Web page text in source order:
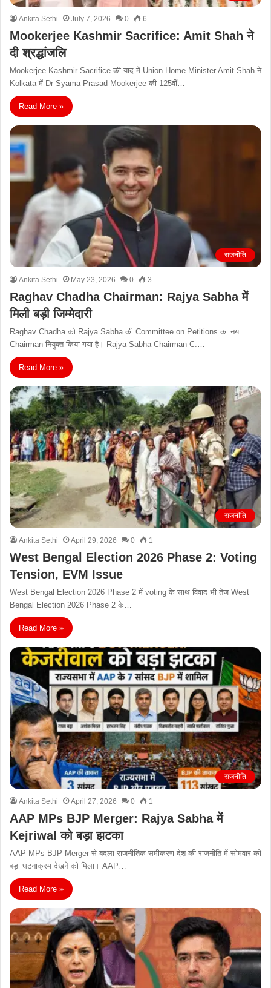
Ankita Sethi July 7, 2026 0 6
Mookerjee Kashmir Sacrifice: Amit Shah ने
दी श्रद्धांजलि
Mookerjee Kashmir Sacrifice की याद में Union Home Minister Amit Shah ने
Kolkata में Dr Syama Prasad Mookerjee की 125वीं…
Read More »
राजनीति
Ankita Sethi May 23, 2026 0 3
Raghav Chadha Chairman: Rajya Sabha में
मिली बड़ी जिम्मेदारी
Raghav Chadha को Rajya Sabha की Committee on Petitions का नया
Chairman नियुक्त किया गया है। Rajya Sabha Chairman C.…
Read More »
राजनीति
Ankita Sethi April 29, 2026 0 1
West Bengal Election 2026 Phase 2: Voting
Tension, EVM Issue
West Bengal Election 2026 Phase 2 में voting के साथ विवाद भी तेज West
Bengal Election 2026 Phase 2 के…
Read More »
राजनीति
Ankita Sethi April 27, 2026 0 1
AAP MPs BJP Merger: Rajya Sabha में
Kejriwal को बड़ा झटका
AAP MPs BJP Merger से बदला राजनीतिक समीकरण देश की राजनीति में सोमवार को
बड़ा घटनाक्रम देखने को मिला। AAP…
Read More »